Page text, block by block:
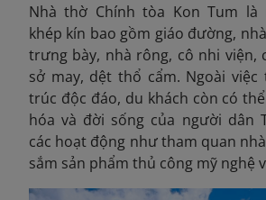
Nhà thờ Chính tòa Kon Tum
khép kín bao gồm giáo đường,
trưng bày, nhà rông, cô nhi viện,
sở may, dệt thổ cẩm. Ngoài việc
trúc độc đáo, du khách còn có
hóa và đời sống của người dân
các hoạt động như tham quan
sắm sản phẩm thủ công mỹ nghệ